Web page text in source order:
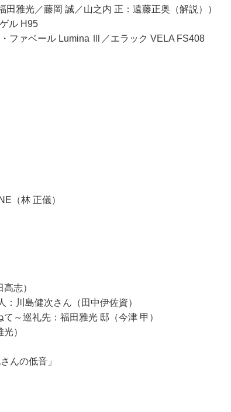
田雅光／藤岡 誠／山之内 正：遠藤正奥（解説））
ル H95
ファベール Lumina Ⅲ／エラック VELA FS408
（林 正儀）
志）
川島健次さん（田中伊佐資）
～巡礼先：福田雅光 邸（今津 甲）
）
んの低音」